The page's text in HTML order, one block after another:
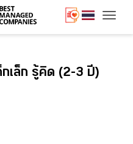
เล็ก รู้คิด (2-3 ปี)